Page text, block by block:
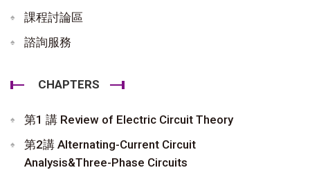
課程討論區
諮詢服務
CHAPTERS
第1 講 Review of Electric Circuit Theory
第2講 Alternating-Current Circuit
Analysis&Three-Phase Circuits